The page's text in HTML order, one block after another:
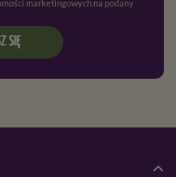
adres e-mail oraz przetwarzanie danych osobowych zgodnie z
SIĘ